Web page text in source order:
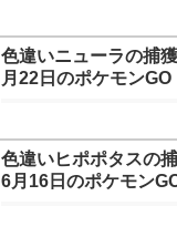
色違いニューラの捕獲確率
月22日のポケモンGO
色違いヒポポタスの捕獲確
6月16日のポケモン